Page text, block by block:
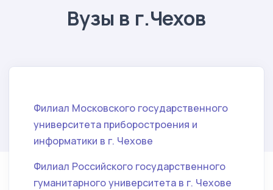
Вузы в г.Чехов
Филиал Московского государственного
университета приборостроения и
информатики в г. Чехове
Филиал Российского государственного
гуманитарного университета в г. Чехове